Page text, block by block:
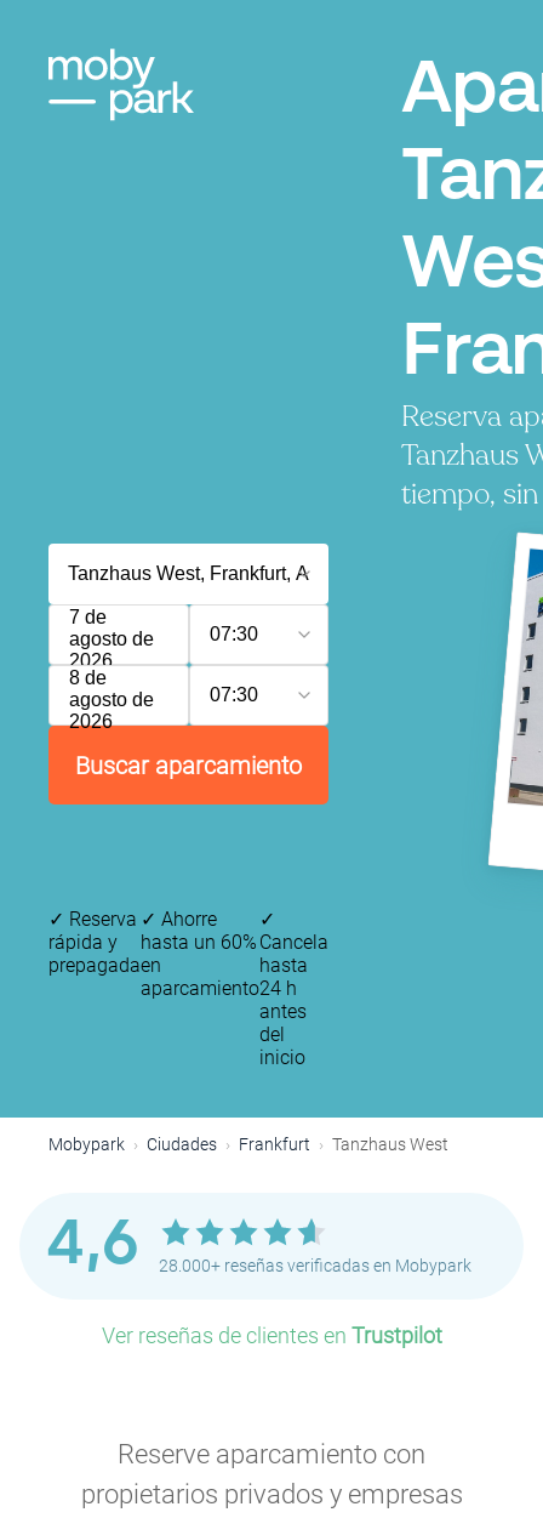
Reserva
Tanzhaus
tiempo,
7 de
agosto de
2026
07:30
8 de
agosto de
2026
07:30
Buscar aparcamiento
✓ Reserva
rápida y
prepagada
✓ Ahorre
hasta un 60%
en
aparcamiento
✓
Cancela
hasta
24 h
antes
del
inicio
Mobypark Ciudades Frankfurt Tanzhaus West
4,6 28.000+ reseñas verificadas en Mobypark
Ver reseñas de clientes en Trustpilot
Reserve aparcamiento con
propietarios privados y empresas